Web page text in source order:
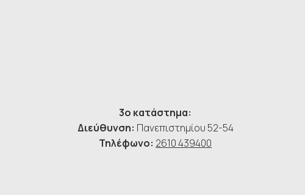
3ο κατάστημα:
Διεύθυνση: Πανεπιστημίου 52-54
Τηλέφωνο: 2610 439400